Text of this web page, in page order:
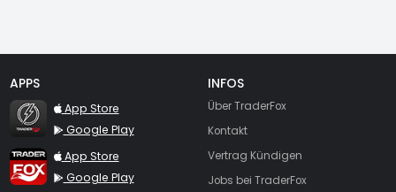
APPS
TraderFox Flash
App Store
Google Play
TraderFox App
App Store
Google Play
INFOS
Über TraderFox
Kontakt
Vertrag Kündigen
Jobs bei TraderFox